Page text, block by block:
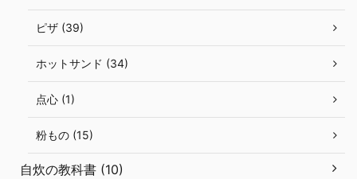
ピザ (39)
ホットサンド (34)
点心 (1)
粉もの (15)
自炊の教科書 (10)